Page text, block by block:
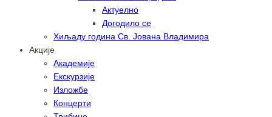
Актуелно
Догодило се
Хиљаду година Св. Јована Владимира
Акције
Академије
Екскурзије
Изложбе
Концерти